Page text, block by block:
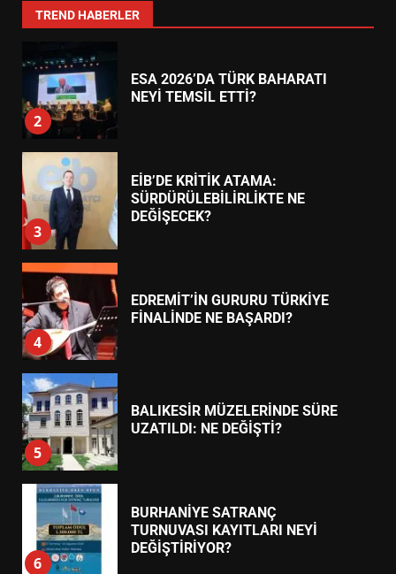
TREND HABERLER
1
2
ESA 2026’DA TÜRK BAHARATI
NEYİ TEMSİL ETTİ?
3
EİB’DE KRİTİK ATAMA:
SÜRDÜRÜLEBİLİRLİKTE NE
DEĞİŞECEK?
4
EDREMİT’İN GURURU TÜRKİYE
FİNALİNDE NE BAŞARDI?
5
BALIKESİR MÜZELERİNDE SÜRE
UZATILDI: NE DEĞİŞTİ?
6
BURHANİYE SATRANÇ
TURNUVASI KAYITLARI NEYİ
DEĞİŞTİRİYOR?